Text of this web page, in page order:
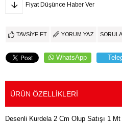
Fiyat Düşünce Haber Ver
TAVSIYE ET YORUM YAZ
WhatsApp
ÜRÜN ÖZELLIKLERI
Desenli Kurdela 2 Cm Olup Satışı 1 Mt